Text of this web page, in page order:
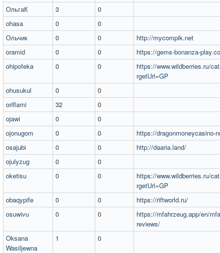
ОльгаК
3
0
ohasa
0
0
Ольчик
0 0
http://mycompik.net
oramid
0 0
https://gems-bonanza-
ohipofeka
0 0
https://www.wildberries.ru/
rgetUrl=GP
ohusukul
0
0
oriflami
32
0
ojawi
0
0
ojonugom
0 0
https://dragonmoneycasino-
osajubi
0 0
http://daaria.land/
ojulyzug
0
0
oketisu
0 0
https://www.wildberries.ru/
rgetUrl=GP
obaqypife
0 0
https://riftworld.ru/
osuwivu
0 0
https://mfahrzeug.app/en/
reviews/
Oksana
Wasiljewna
1 0